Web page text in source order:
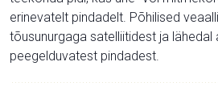
erinevatelt pindadelt. Põhilised
tõusunurgaga satelliitidest ja lähedal
peegelduvatest pindadest.